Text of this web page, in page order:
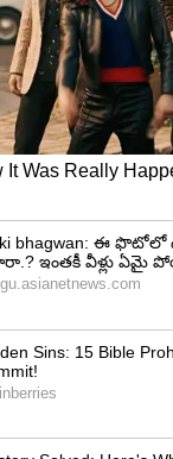
US డాలర్‌కు
చేరుకుంది.
బలహీనత
US
మద్దతు
ఆర్థిక డేటాతో
ఐసిఐసిఐ